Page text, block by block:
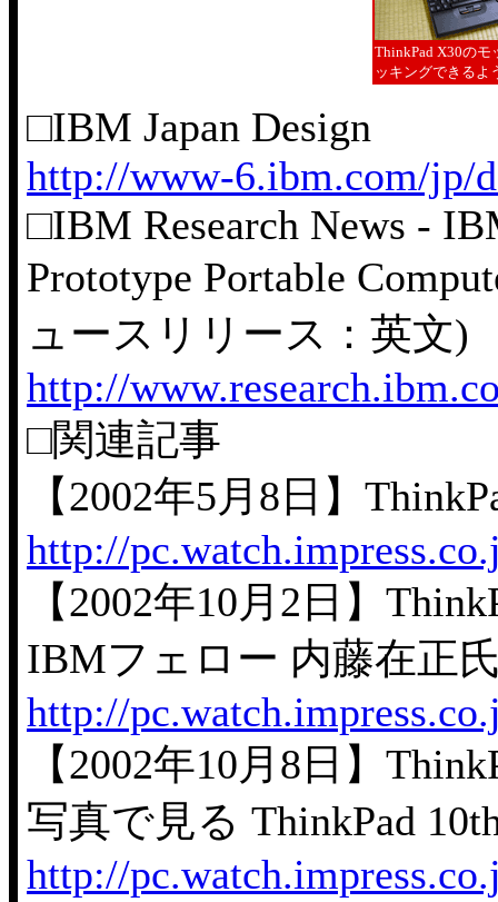
ThinkPad X30の
ッキングできるよ
□IBM Japan Design
http://www-6.ibm.com/jp/
□IBM Research News -
Prototype Portable
ュースリリース：英文)
http://
□関連記事
【2002年5月8日】
http://
【2002年10月2日】
IBMフェロー 内藤在正
http://
【2002年10月8日】
写真で見る ThinkPad
http://